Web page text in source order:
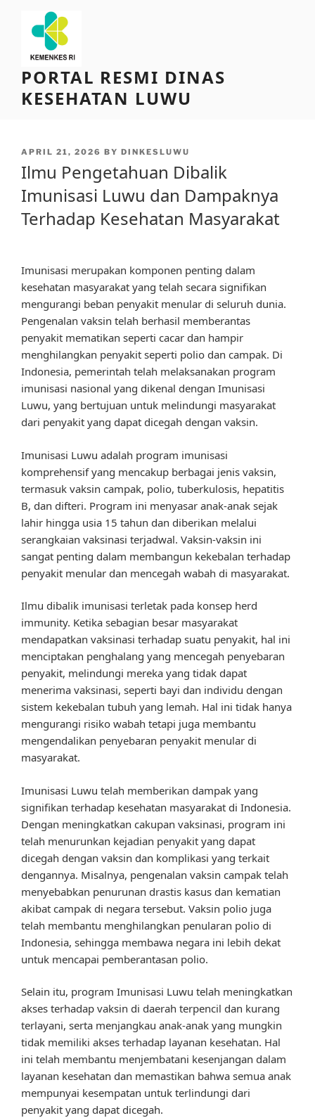
content
PORTAL RESMI DINAS
KESEHATAN LUWU
POSTED
ON
APRIL 21, 2026 BY DINKESLUWU
Ilmu Pengetahuan Dibalik
Imunisasi Luwu dan Dampaknya
Terhadap Kesehatan Masyarakat
Imunisasi merupakan komponen penting dalam
kesehatan masyarakat yang telah secara signifikan
mengurangi beban penyakit menular di seluruh dunia.
Pengenalan vaksin telah berhasil memberantas
penyakit mematikan seperti cacar dan hampir
menghilangkan penyakit seperti polio dan campak. Di
Indonesia, pemerintah telah melaksanakan program
imunisasi nasional yang dikenal dengan Imunisasi
Luwu, yang bertujuan untuk melindungi masyarakat
dari penyakit yang dapat dicegah dengan vaksin.
Imunisasi Luwu adalah program imunisasi
komprehensif yang mencakup berbagai jenis vaksin,
termasuk vaksin campak, polio, tuberkulosis, hepatitis
B, dan difteri. Program ini menyasar anak-anak sejak
lahir hingga usia 15 tahun dan diberikan melalui
serangkaian vaksinasi terjadwal. Vaksin-vaksin ini
sangat penting dalam membangun kekebalan terhadap
penyakit menular dan mencegah wabah di masyarakat.
Ilmu dibalik imunisasi terletak pada konsep herd
immunity. Ketika sebagian besar masyarakat
mendapatkan vaksinasi terhadap suatu penyakit, hal ini
menciptakan penghalang yang mencegah penyebaran
penyakit, melindungi mereka yang tidak dapat
menerima vaksinasi, seperti bayi dan individu dengan
sistem kekebalan tubuh yang lemah. Hal ini tidak hanya
mengurangi risiko wabah tetapi juga membantu
mengendalikan penyebaran penyakit menular di
masyarakat.
Imunisasi Luwu telah memberikan dampak yang
signifikan terhadap kesehatan masyarakat di Indonesia.
Dengan meningkatkan cakupan vaksinasi, program ini
telah menurunkan kejadian penyakit yang dapat
dicegah dengan vaksin dan komplikasi yang terkait
dengannya. Misalnya, pengenalan vaksin campak telah
menyebabkan penurunan drastis kasus dan kematian
akibat campak di negara tersebut. Vaksin polio juga
telah membantu menghilangkan penularan polio di
Indonesia, sehingga membawa negara ini lebih dekat
untuk mencapai pemberantasan polio.
Selain itu, program Imunisasi Luwu telah meningkatkan
akses terhadap vaksin di daerah terpencil dan kurang
terlayani, serta menjangkau anak-anak yang mungkin
tidak memiliki akses terhadap layanan kesehatan. Hal
ini telah membantu menjembatani kesenjangan dalam
layanan kesehatan dan memastikan bahwa semua anak
mempunyai kesempatan untuk terlindungi dari
penyakit yang dapat dicegah.